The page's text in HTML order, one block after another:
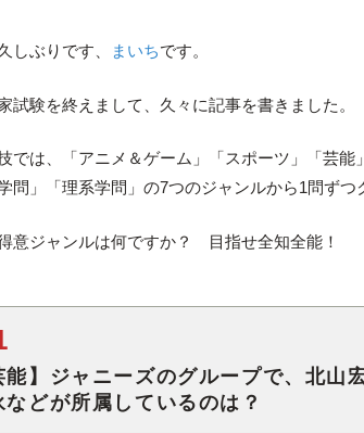
しぶりです、 まいちです。
試験を終えまして、久々に記事を書きました。
では、「アニメ＆ゲーム」「スポーツ」「芸能
学問」「理系学問」の7つのジャンルから1問ずつ
意ジャンルは何ですか？ 目指せ全知全能！
能】ジャニーズのグループで、北山
などが所属しているのは？